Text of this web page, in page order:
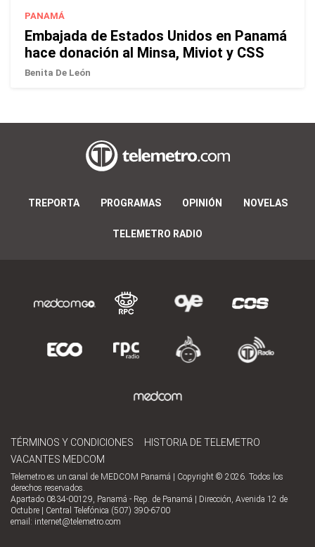
PANAMÁ
Embajada de Estados Unidos en Panamá
hace donación al Minsa, Miviot y CSS
Benita De León
TREPORTA PROGRAMAS OPINIÓN NOVELAS
TELEMETRO RADIO
TÉRMINOS Y CONDICIONES
HISTORIA DE TELEMETRO
VACANTES MEDCOM
Telemetro es un canal de MEDCOM Panamá | Copyright © 2026. Todos los
derechos reservados.
Apartado 0834-00129, Panamá - Rep. de Panamá | Dirección, Avenida 12 de
Octubre | Central Telefónica (507) 390-6700
email: internet@telemetro.com